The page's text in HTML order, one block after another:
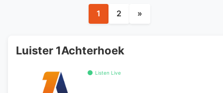
paginering
1 2 »
Luister 1Achterhoek
Listen Live